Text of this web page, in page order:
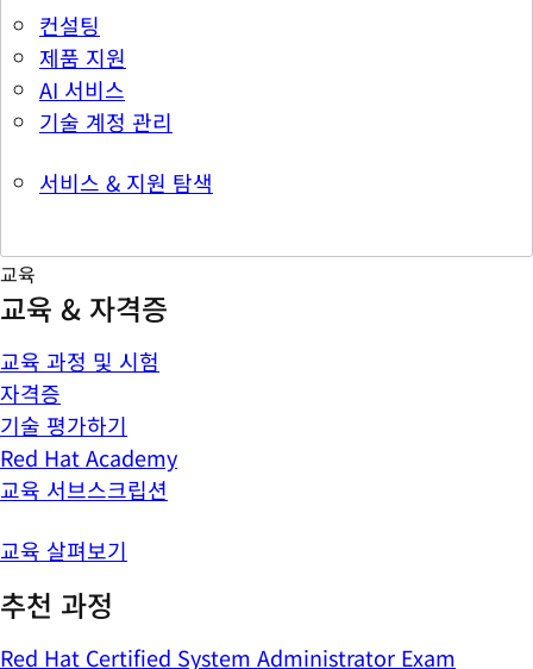
컨설팅
제품 지원
AI 서비스
기술 계정 관리
서비스 & 지원 탐색
교육
교육 & 자격증
교육 과정 및 시험
자격증
기술 평가하기
Red Hat Academy
교육 서브스크립션
교육 살펴보기
추천 과정
Red Hat Certified System Administrator Exam